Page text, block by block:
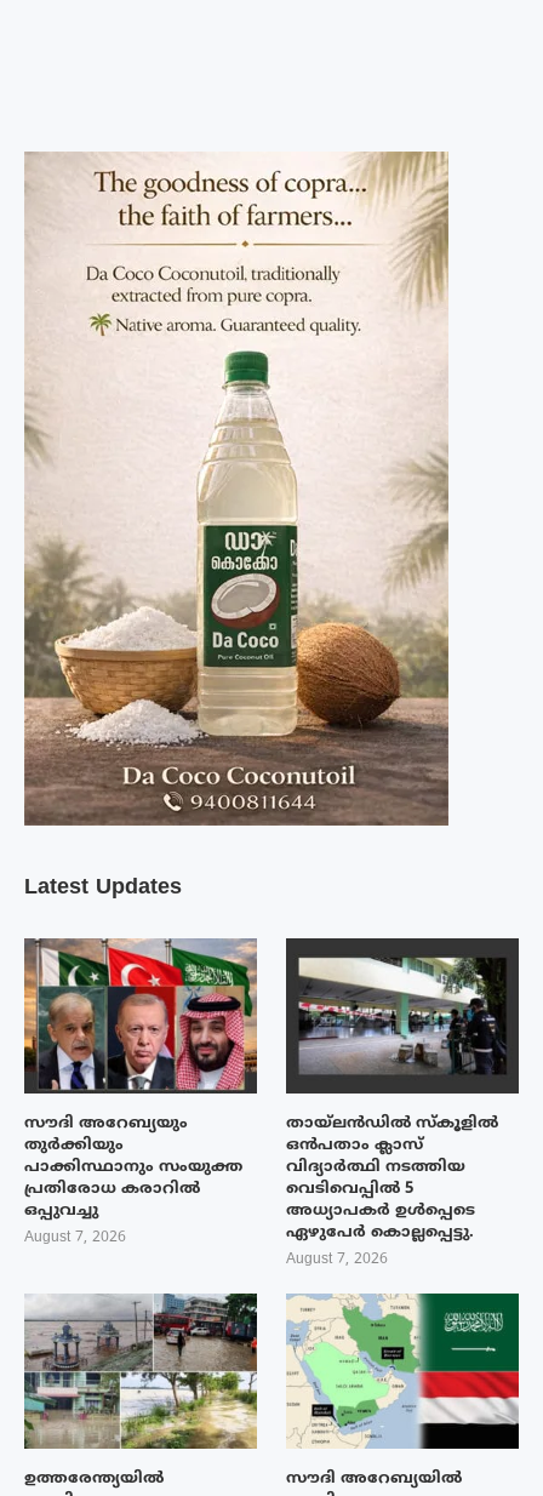
Latest Updates
സൗദി അറേബ്യയും
തുർക്കിയും
പാക്കിസ്ഥാനും സംയുക്ത
പ്രതിരോധ കരാറിൽ
ഒപ്പുവച്ചു
August 7, 2026
തായ്‌ലൻഡിൽ സ്കൂളിൽ
ഒൻപതാം ക്ലാസ്
വിദ്യാർത്ഥി നടത്തിയ
വെടിവെപ്പിൽ 5
അധ്യാപകർ ഉൾപ്പെടെ
ഏഴുപേർ കൊല്ലപ്പെട്ടു.
August 7, 2026
ഉത്തരേന്ത്യയിൽ
സൗദി അറേബ്യയിൽ